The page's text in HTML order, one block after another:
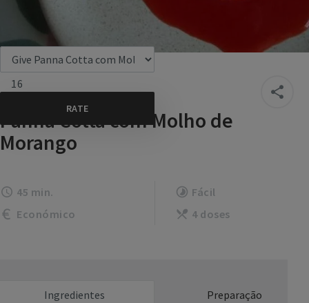
16
Panna Cotta com Molho de
Morango
45 min.
Fácil
Económico
4 doses
Ingredientes Preparação